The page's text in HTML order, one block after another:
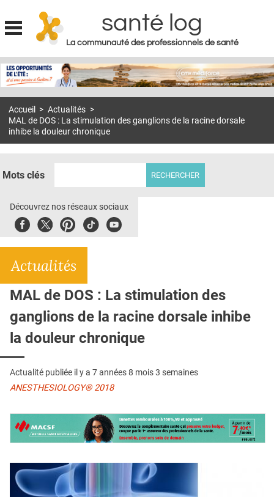
Jump to navigation
santé log
La communauté des professionnels de santé
MON COMPTE
S'ABONNER À LA REVUE SOIN À DOMICILE
E-REVUE SAD
THÉMA
CRÉDITS
Accueil > Actualités >
MAL de DOS : La stimulation des ganglions de la racine dorsale
inhibe la douleur chronique
Mots clés
Découvrez nos réseaux sociaux
FacebookTwitterPinterest
TiktokYoubute
Actualités
MAL de DOS : La stimulation des
ganglions de la racine dorsale inhibe
la douleur chronique
Actualité publiée il y a 7 années 8 mois 3 semaines
ANESTHESIOLOGY® 2018